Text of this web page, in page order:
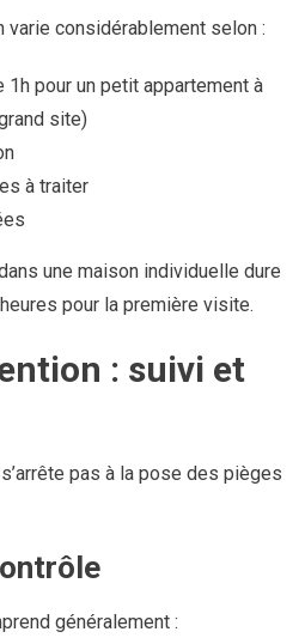
varie considérablement selon :
1h pour un petit appartement à
site)
à traiter
une maison individuelle dure
pour la première visite.
: suivi et
pas à la pose des pièges
généralement :